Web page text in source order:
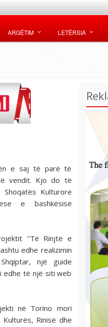
ARGËTIM LETËRSIA
e saj të parë të
vendit. Kjo do të
Kulturore
e bashkësisë
"Të Rinjtë e
edhe realizimin
një guide
edhe të një siti web
në Torino mori
Rinisë dhe